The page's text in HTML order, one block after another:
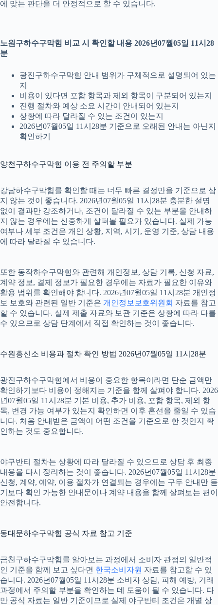
에 맞는 판단을 더 안정적으로 할 수 있습니다.
노원구하수구막힘 비교 시 확인할 내용 2026년07월05일 11시28
분
광진구하수구막힘 안내 범위가 구체적으로 설명되어 있는
지
비용이 있다면 포함 항목과 제외 항목이 구분되어 있는지
진행 절차와 예상 소요 시간이 안내되어 있는지
상황에 따라 달라질 수 있는 조건이 있는지
2026년07월05일 11시28분 기준으로 오래된 안내는 아닌지
확인하기
양천구하수구막힘 이용 전 주의할 부분
강남하수구막힘를 확인할 때는 너무 빠른 결정만을 기준으로 삼
지 않는 것이 좋습니다. 2026년07월05일 11시28분 충분한 설명
없이 결과만 강조하거나, 조건이 달라질 수 있는 부분을 안내하
지 않는 경우에는 신중하게 살펴볼 필요가 있습니다. 실제 가능
여부나 세부 조건은 개인 상황, 지역, 시기, 운영 기준, 상담 내용
에 따라 달라질 수 있습니다.
또한 동작하수구막힘와 관련해 개인정보, 상담 기록, 신청 자료,
계약 정보, 결제 정보가 필요한 경우에는 자료가 필요한 이유와
활용 범위를 확인해야 합니다. 2026년07월05일 11시28분 개인정
보 보호와 관련된 일반 기준은 개인정보보호위원회 자료를 참고
할 수 있습니다. 실제 제출 자료와 보관 기준은 상황에 따라 다를
수 있으므로 상담 단계에서 직접 확인하는 것이 좋습니다.
수원흥신소 비용과 절차 확인 방법 2026년07월05일 11시28분
광진구하수구막힘에서 비용이 중요한 항목이라면 단순 금액만
확인하기보다 비용이 정해지는 기준을 함께 살펴야 합니다. 2026
년07월05일 11시28분 기본 비용, 추가 비용, 포함 항목, 제외 항
목, 변경 가능 여부가 있는지 확인하면 이후 혼선을 줄일 수 있습
니다. 처음 안내받은 금액이 어떤 조건을 기준으로 한 것인지 확
인하는 것도 중요합니다.
야구반티 절차는 상황에 따라 달라질 수 있으므로 상담 후 최종
내용을 다시 정리하는 것이 좋습니다. 2026년07월05일 11시28분
신청, 계약, 예약, 이용 절차가 연결되는 경우에는 구두 안내만 듣
기보다 확인 가능한 안내문이나 계약 내용을 함께 살펴보는 편이
안전합니다.
동대문하수구막힘 공식 자료 참고 기준
금천구하수구막힘를 알아보는 과정에서 소비자 관점의 일반적
인 기준을 함께 보고 싶다면 한국소비자원 자료를 참고할 수 있
습니다. 2026년07월05일 11시28분 소비자 상담, 피해 예방, 거래
과정에서 주의할 부분을 확인하는 데 도움이 될 수 있습니다. 다
만 공식 자료는 일반 기준이므로 실제 야구반티 조건은 개별 상